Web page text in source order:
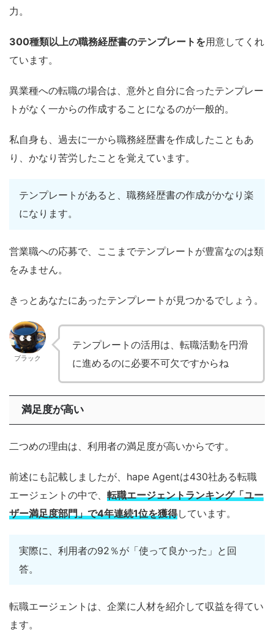
力。
300種類以上の職務経歴書のテンプレートを用意してくれ
ています。
異業種への転職の場合は、意外と自分に合ったテンプレー
トがなく一からの作成することになるのが一般的。
私自身も、過去に一から職務経歴書を作成したこともあ
り、かなり苦労したことを覚えています。
テンプレートがあると、職務経歴書の作成がかなり楽
になります。
営業職への応募で、ここまでテンプレートが豊富なのは類
をみません。
きっとあなたにあったテンプレートが見つかるでしょう。
ブラック
テンプレートの活用は、転職活動を円滑
に進めるのに必要不可欠ですからね
満足度が高い
二つめの理由は、利用者の満足度が高いからです。
前述にも記載しましたが、hape Agentは430社ある転職
エージェントの中で、 転職エージェントランキング「ユー
ザー満足度部門」で4年連続1位を獲得しています。
実際に、利用者の92％が「使って良かった」と回
答。
転職エージェントは、企業に人材を紹介して収益を得てい
ます。